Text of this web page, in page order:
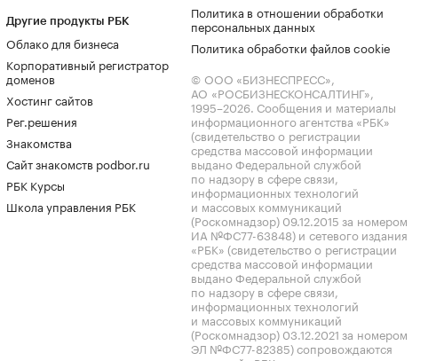
Другие продукты РБК
Облако для бизнеса
Корпоративный регистратор
доменов
Хостинг сайтов
Рег.решения
Знакомства
Сайт знакомств podbor.ru
РБК Курсы
Школа управления РБК
Политика в отношении обработки
персональных данных
Политика обработки файлов cookie
© ООО «БИЗНЕСПРЕСС»,
АО «РОСБИЗНЕСКОНСАЛТИНГ»,
1995–2026. Сообщения и материалы
информационного агентства «РБК»
(свидетельство о регистрации
средства массовой информации
выдано Федеральной службой
по надзору в сфере связи,
информационных технологий
и массовых коммуникаций
(Роскомнадзор) 09.12.2015 за номером
ИА №ФС77-63848) и сетевого издания
«РБК» (свидетельство о регистрации
средства массовой информации
выдано Федеральной службой
по надзору в сфере связи,
информационных технологий
и массовых коммуникаций
(Роскомнадзор) 03.12.2021 за номером
ЭЛ №ФС77-82385) сопровождаются